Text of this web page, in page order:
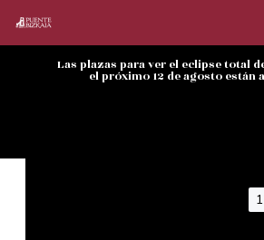
Las plazas para ver el eclipse total
el próximo 12 de agosto están